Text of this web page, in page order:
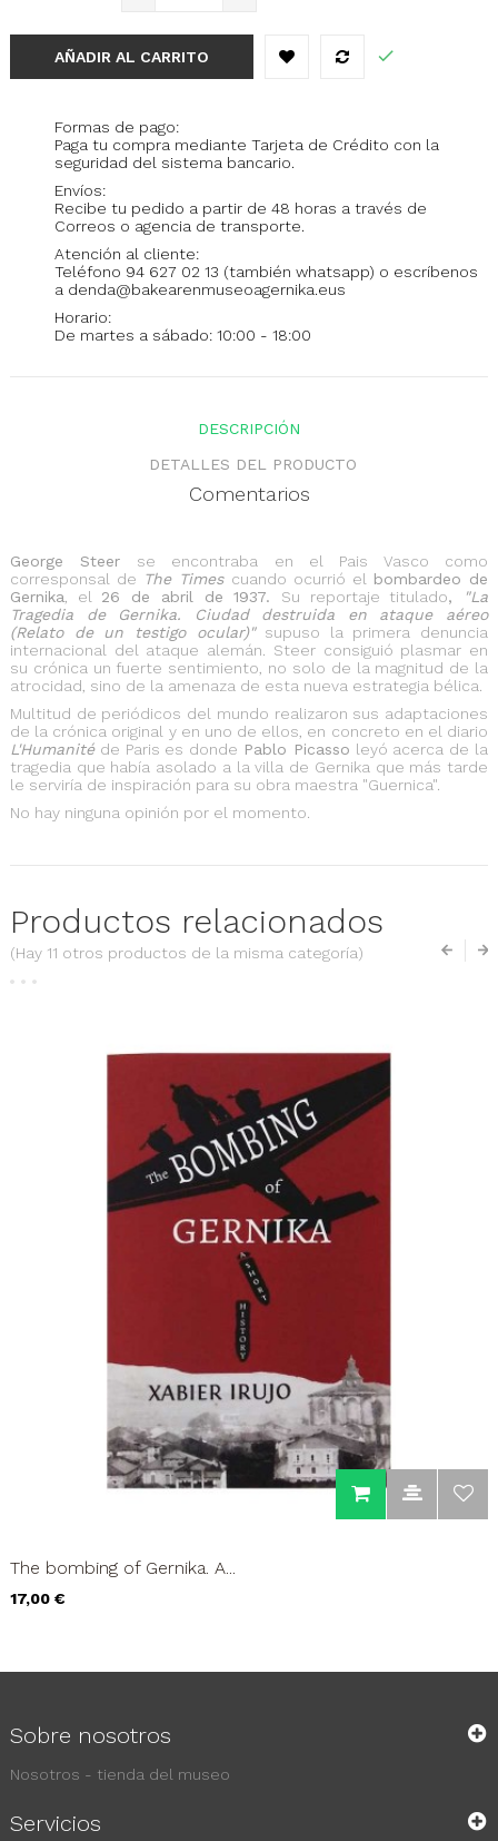
AÑADIR AL CARRITO
Formas de pago:
Paga tu compra mediante Tarjeta de Crédito con la
seguridad del sistema bancario.
Envíos:
Recibe tu pedido a partir de 48 horas a través de
Correos o agencia de transporte.
Atención al cliente:
Teléfono 94 627 02 13 (también whatsapp) o escríbenos
a denda@bakearenmuseoagernika.eus
Horario:
De martes a sábado: 10:00 - 18:00
DESCRIPCIÓN
DETALLES DEL PRODUCTO
Comentarios
George Steer se encontraba en el Pais Vasco como
corresponsal de The Timescuando ocurrió el bombardeo de
Gernika, el 26 de abril de 1937. Su reportaje titulado,
"La
Tragedia de Gernika. Ciudad destruida en ataque aéreo
(Relato de un testigo ocular)"supuso la primera denuncia
internacional del ataque alemán. Steer consiguió plasmar en
su crónica un fuerte sentimiento, no solo de la magnitud de la
atrocidad, sino de la amenaza de esta nueva estrategia bélica.
Multitud de periódicos del mundo realizaron sus adaptaciones
de la crónica original y en uno de ellos, en concreto en el diario
L'Humanitéde Paris es donde Pablo Picasso leyó acerca de la
tragedia que había asolado a la villa de Gernika que más tarde
le serviría de inspiración para su obra maestra "Guernica".
No hay ninguna opinión por el momento.
Productos relacionados
(Hay 11 otros productos de la misma categoría)
The bombing of Gernika. A...
Precio
17,00 €
Sobre nosotros
Nosotros - tienda del museo
Servicios